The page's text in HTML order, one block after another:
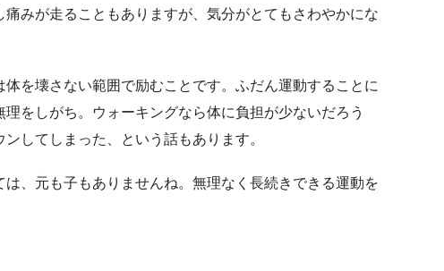
みが走ることもありますが、気分がとてもさわやかにな
を壊さない範囲で励むことです。ふだん運動することに
をしがち。ウォーキングなら体に負担が少ないだろう
してしまった、という話もあります。
、元も子もありませんね。無理なく長続きできる運動を